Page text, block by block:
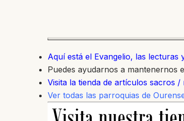
Aquí está el Evangelio, las lecturas
Puedes ayudarnos a mantenernos
Visita la tienda de artículos sacros /
Ver todas las parroquias de